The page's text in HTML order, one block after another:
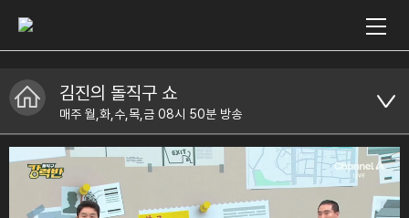
김진의 돌직구 쇼
매주 월,화,수,목,금 08시 50분 방송